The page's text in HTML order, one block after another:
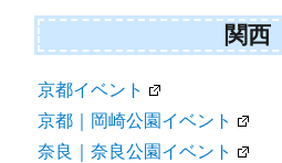
関西
京都イベント
京都｜岡崎公園イベント
奈良｜奈良公園イベント